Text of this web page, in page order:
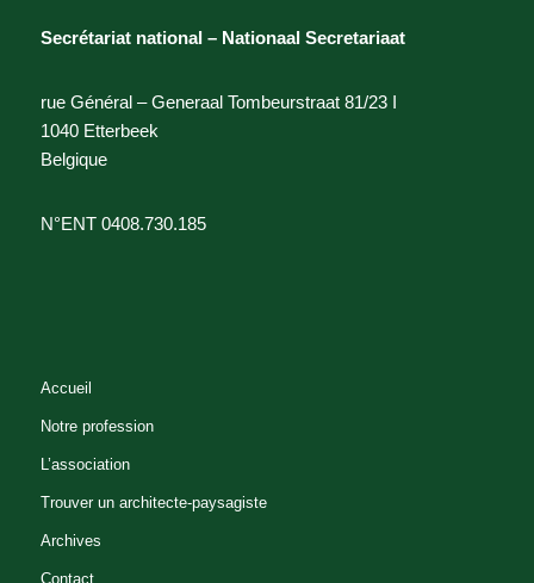
Secrétariat national – Nationaal Secretariaat
rue Général – Generaal Tombeurstraat 81/23 I
1040 Etterbeek
Belgique
N°ENT 0408.730.185
Accueil
Notre profession
L’association
Trouver un architecte-paysagiste
Archives
Contact